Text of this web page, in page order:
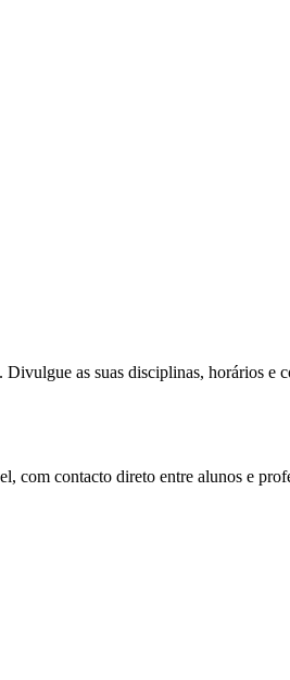
as suas disciplinas, horários e
com contacto direto entre alunos e